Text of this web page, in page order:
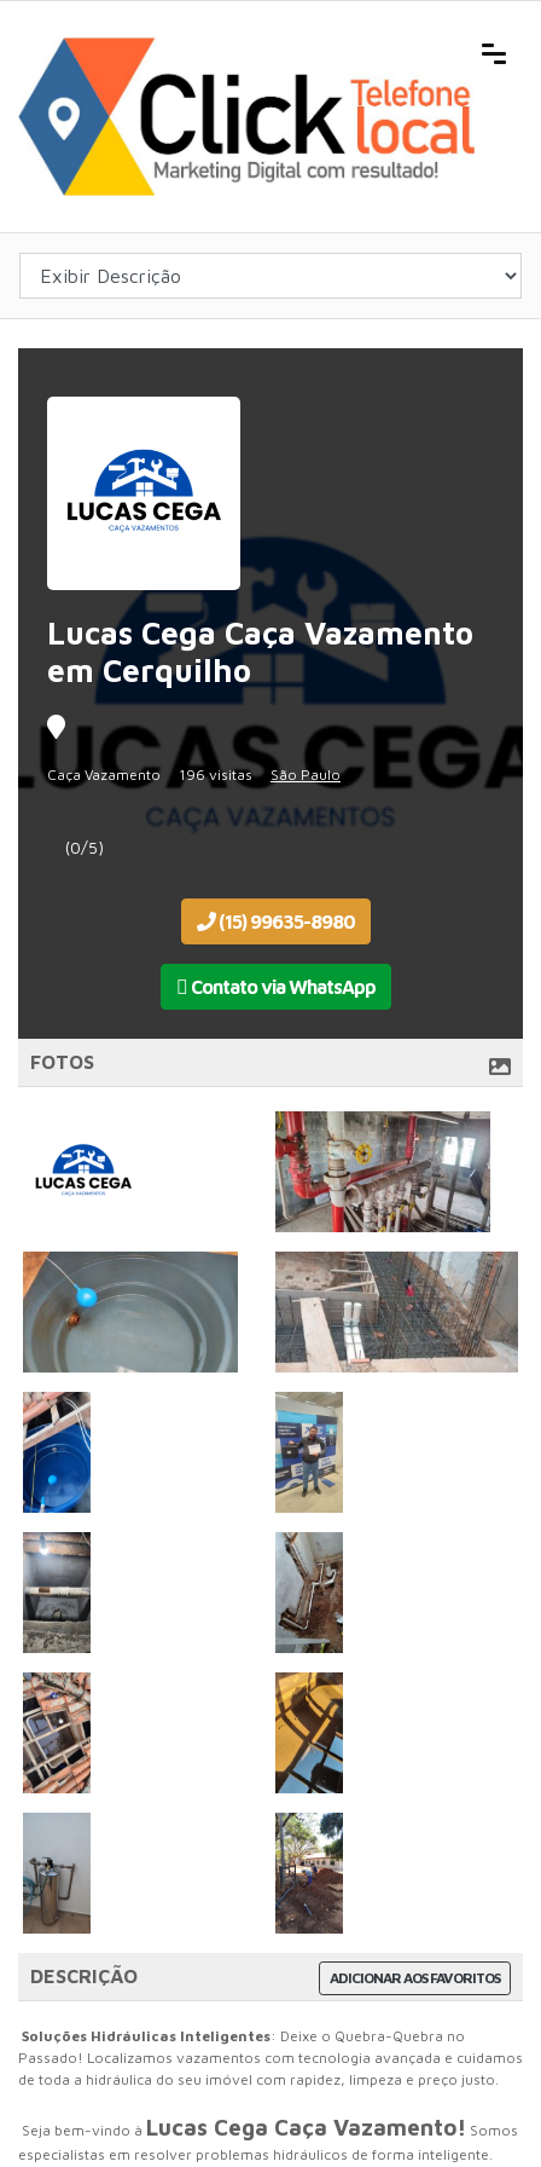
Lucas Cega Caça Vazamento
em Cerquilho
Caça Vazamento 196 visitas São Paulo
(0/5)
(15) 99635-8980
Contato via WhatsApp
FOTOS
ADICIONAR AOS FAVORITOS
DESCRIÇÃO
Soluções Hidráulicas Inteligentes: Deixe o Quebra-Quebra no
Passado! Localizamos vazamentos com tecnologia avançada e cuidamos
de toda a hidráulica do seu imóvel com rapidez, limpeza e preço justo.
Seja bem-vindo à Lucas Cega Caça Vazamento! Somos
especialistas em resolver problemas hidráulicos de forma inteligente.